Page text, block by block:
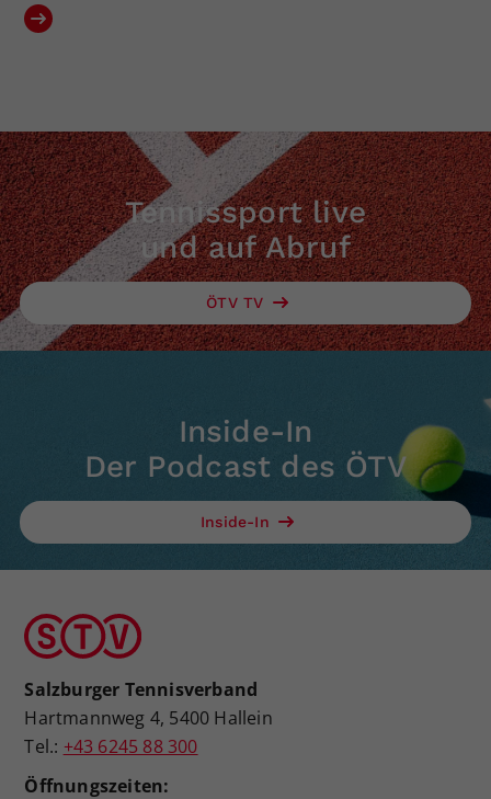
Tennissport live
und auf Abruf
ÖTV TV
Inside-In
Der Podcast des ÖTV
Inside-In
Salzburger Tennisverband
Hartmannweg 4, 5400 Hallein
Tel.: +43 6245 88 300
Öffnungszeiten: